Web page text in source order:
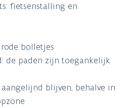
fietsenstalling en
bolletjes
de paden zijn toegankelijk
blijven, behalve in